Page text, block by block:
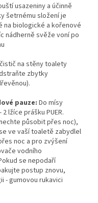
usazeniny a účinně
šetrnému složení je
na biologické a kořenové
nádherně svěže voní po
na stěny toalety
zbytky
pauze: Do mísy
lžíce práškuPUER.
působit přes noc),
ve vaší toaletě zabydlel
noc a pro zvýšení
vodního
se nepodaří
postup znovu,
- gumovou rukavici